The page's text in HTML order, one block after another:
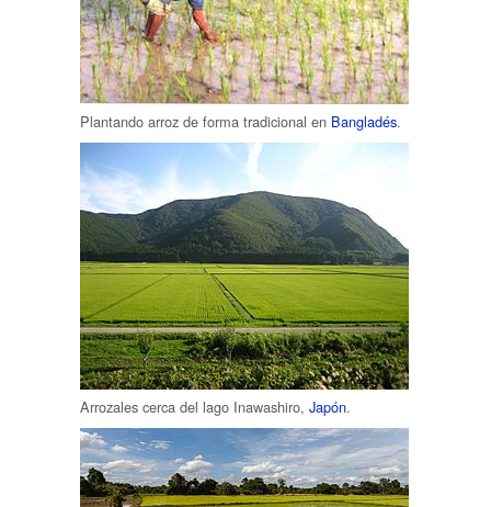
Plantando arroz de forma tradicional en Bangladés.
Arrozales cerca del lago Inawashiro, Japón.